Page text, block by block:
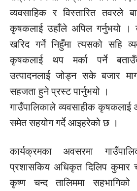
व्यवसाहिक र विस्तारित तवरले
कृषकलाई उहाँले अपिल गर्नुभयो ।
खरिद गर्ने निहुँमा त्यसको सहि
कृषकलाई थप मर्का पर्ने
उत्पादनलाई जोड्न सके बजार
सहजता हुने प्रस्ट पार्नुभयो ।
गाउँपालिकाले व्यवसाहीक कृषकलाई
समेत सहयोग गर्दे आइहरेको छ ।
कार्यक्रमका अवसरमा
प्रशासकिय अधिकृत दिलिप कुमार
कृष्ण चन्द तालिममा सहभागिको